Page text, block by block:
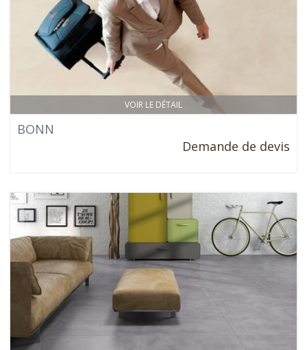
VOIR LE DÉTAIL
BONN
Demande de devis